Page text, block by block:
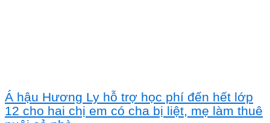
Á hậu Hương Ly hỗ trợ học phí đến hết lớp
12 cho hai chị em có cha bị liệt, mẹ làm thuê